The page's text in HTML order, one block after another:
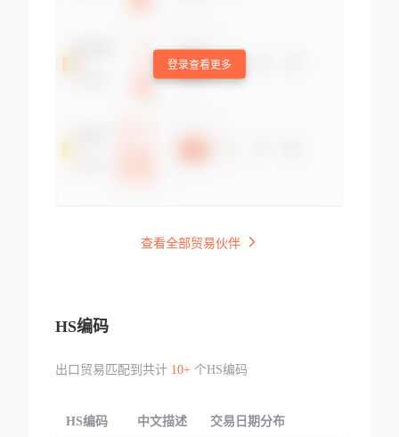
登录查看更多
查看全部贸易伙伴
HS编码
出口贸易匹配到共计 10+个HS编码
HS编码 中文描述 交易日期分布